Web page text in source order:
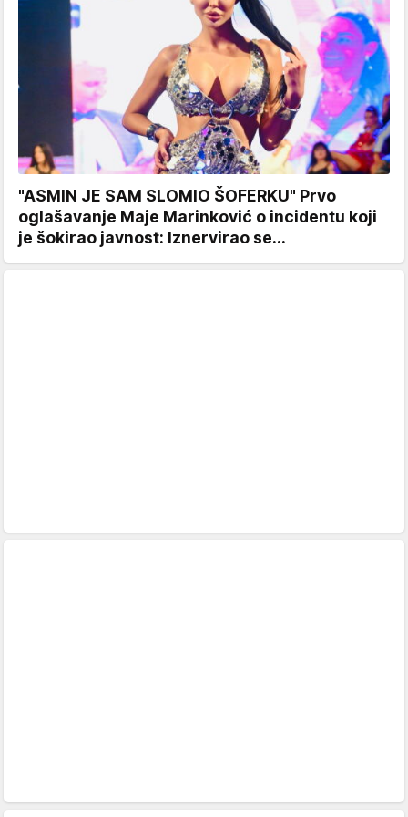
"ASMIN JE SAM SLOMIO ŠOFERKU" Prvo
oglašavanje Maje Marinković o incidentu koji
je šokirao javnost: Iznervirao se...